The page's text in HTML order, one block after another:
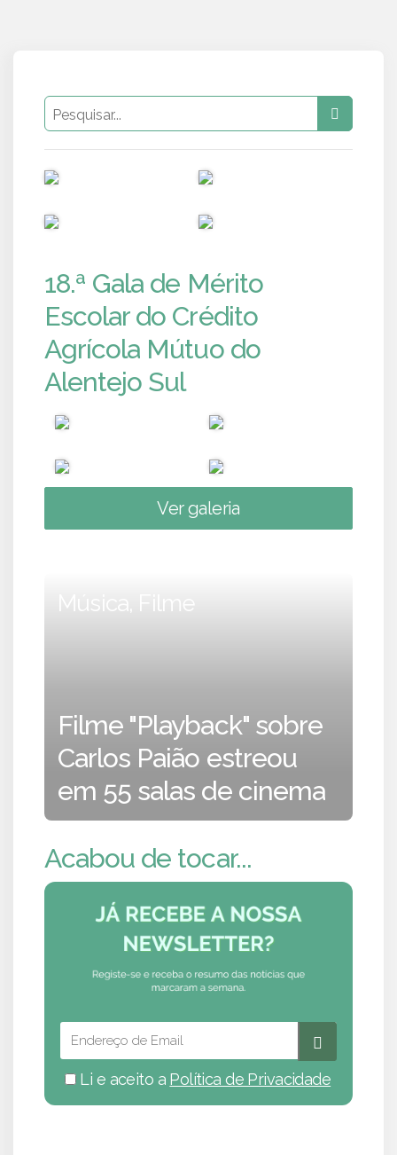
18.ª Gala de Mérito
Escolar do Crédito
Agrícola Mútuo do
Alentejo Sul
Ver galeria
Música, Filme
Filme "Playback" sobre
Carlos Paião estreou
em 55 salas de cinema
Acabou de tocar...
Li e aceito a Política de Privacidade